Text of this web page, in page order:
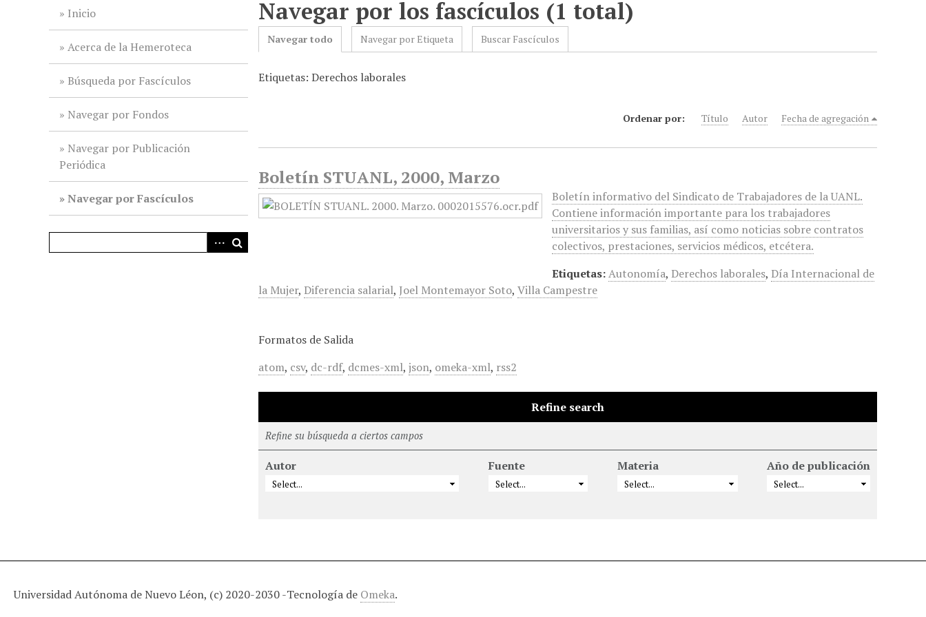
Inicio
Acerca de la Hemeroteca
Búsqueda por Fascículos
Navegar por Fondos
Navegar por Publicación
Periódica
Navegar por Fascículos
Navegar por los fascículos (1 total)
Navegar todo Navegar por Etiqueta Buscar Fascículos
Etiquetas: Derechos laborales
Ordenar por: Título Autor Fecha de agregación
Boletín STUANL, 2000, Marzo
Boletín informativo del Sindicato de Trabajadores de la UANL.
Contiene información importante para los trabajadores
universitarios y sus familias, así como noticias sobre contratos
colectivos, prestaciones, servicios médicos, etcétera.
Etiquetas:Autonomía, Derechos laborales, Día Internacional de
la Mujer, Diferencia salarial, Joel Montemayor Soto,Villa Campestre
Formatos de Salida
atom, csv, dc-rdf, dcmes-xml,json, omeka-xml, rss2
Refine search
Refine su búsqueda a ciertos campos
Autor Fuente Materia Año de publicación
Universidad Autónoma de Nuevo Léon, (c) 2020-2030 -Tecnología de Omeka.